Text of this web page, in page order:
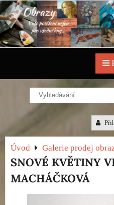
Úvod Galerie prodej
SNOVÉ KVĚTINY
MACHÁČKOVÁ